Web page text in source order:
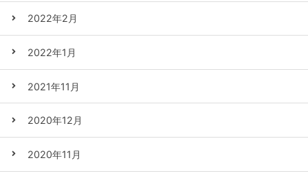
2022年2月
2022年1月
2021年11月
2020年12月
2020年11月